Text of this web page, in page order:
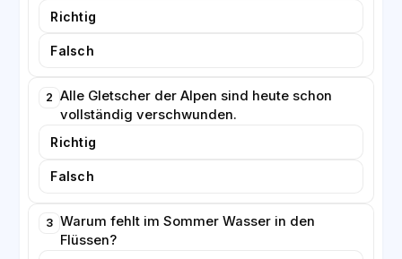
Bergen durch das Tauen des Permafrosts instabil
Alpenregionen sich an die neuen Bedingungen
anpassen. Gleichzeitig betonen sie, dass der Schutz
des Klimas eine weltweite Aufgabe ist, die alle Länder
gemeinsam lösen müssen.
Richtig
Falsch
2
Alle Gletscher der Alpen sind heute schon
vollständig verschwunden.
Richtig
Falsch
3 Warum fehlt im Sommer Wasser in den
Flüssen?